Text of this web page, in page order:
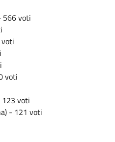
566 voti
voti
123 voti
- 121 voti